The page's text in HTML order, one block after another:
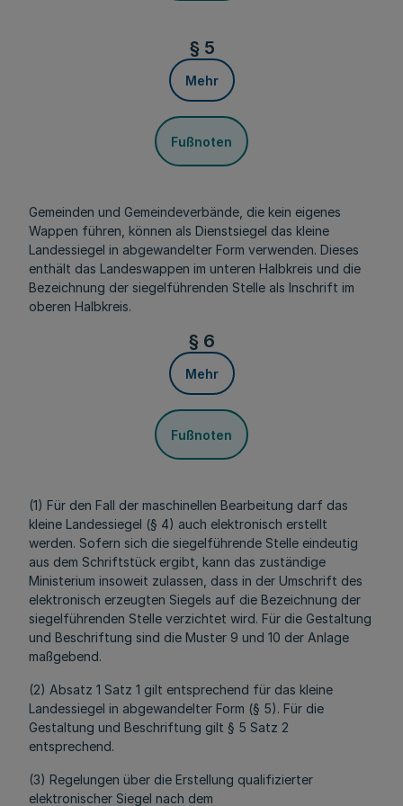
§ 5
Mehr
Fußnoten
Gemeinden und Gemeindeverbände, die kein eigenes
Wappen führen, können als Dienstsiegel das kleine
Landessiegel in abgewandelter Form verwenden. Dieses
enthält das Landeswappen im unteren Halbkreis und die
Bezeichnung der siegelführenden Stelle als Inschrift im
oberen Halbkreis.
§ 6
Mehr
Fußnoten
(1) Für den Fall der maschinellen Bearbeitung darf das
kleine Landessiegel (§ 4) auch elektronisch erstellt
werden. Sofern sich die siegelführende Stelle eindeutig
aus dem Schriftstück ergibt, kann das zuständige
Ministerium insoweit zulassen, dass in der Umschrift des
elektronisch erzeugten Siegels auf die Bezeichnung der
siegelführenden Stelle verzichtet wird. Für die Gestaltung
und Beschriftung sind die Muster 9 und 10 der Anlage
maßgebend.
(2) Absatz 1 Satz 1 gilt entsprechend für das kleine
Landessiegel in abgewandelter Form (§ 5). Für die
Gestaltung und Beschriftung gilt § 5 Satz 2
entsprechend.
(3) Regelungen über die Erstellung qualifizierter
elektronischer Siegel nach dem